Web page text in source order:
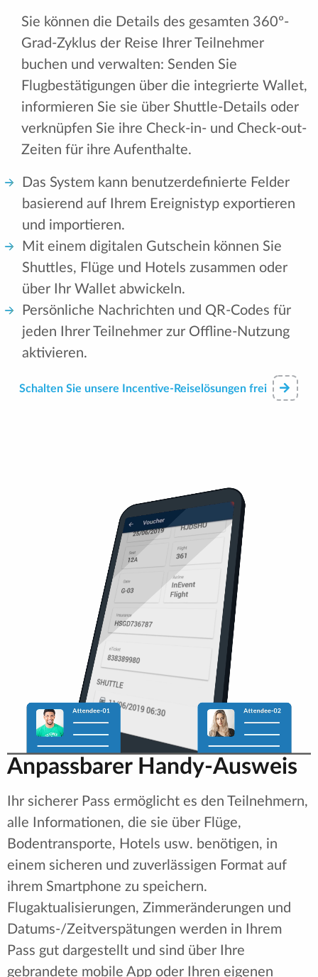
Sie können die Details des gesamten 360º-
Grad-Zyklus der Reise Ihrer Teilnehmer
buchen und verwalten: Senden Sie
Flugbestätigungen über die integrierte Wallet,
informieren Sie sie über Shuttle-Details oder
verknüpfen Sie ihre Check-in- und Check-out-
Zeiten für ihre Aufenthalte.
Das System kann benutzerdefinierte Felder
basierend auf Ihrem Ereignistyp exportieren
und importieren.
Mit einem digitalen Gutschein können Sie
Shuttles, Flüge und Hotels zusammen oder
über Ihr Wallet abwickeln.
Persönliche Nachrichten und QR-Codes für
jeden Ihrer Teilnehmer zur Offline-Nutzung
aktivieren.
Schalten Sie unsere Incentive-Reiselösungen frei
Anpassbarer Handy-Ausweis
Ihr sicherer Pass ermöglicht es den Teilnehmern,
alle Informationen, die sie über Flüge,
Bodentransporte, Hotels usw. benötigen, in
einem sicheren und zuverlässigen Format auf
ihrem Smartphone zu speichern.
Flugaktualisierungen, Zimmeränderungen und
Datums-/Zeitverspätungen werden in Ihrem
Pass gut dargestellt und sind über Ihre
gebrandete mobile App oder Ihren eigenen